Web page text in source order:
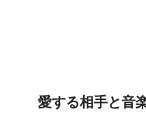
愛する相手と音